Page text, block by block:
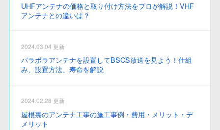
UHFアンテナの価格と取り付け方法をプロが解説！VHF
アンテナとの違いは？
2024.03.04 更新
パラボラアンテナを設置してBSCS放送を見よう！仕組
み、設置方法、寿命を解説
2024.02.28 更新
屋根裏のアンテナ工事の施工事例・費用・メリット・デ
メリット